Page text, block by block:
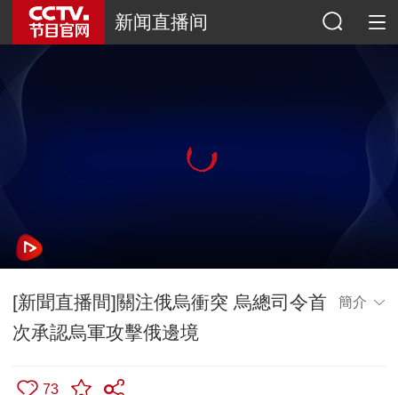
新闻直播间
[新聞直播間]關注俄烏衝突 烏總司令首
次承認烏軍攻擊俄邊境
簡介
73